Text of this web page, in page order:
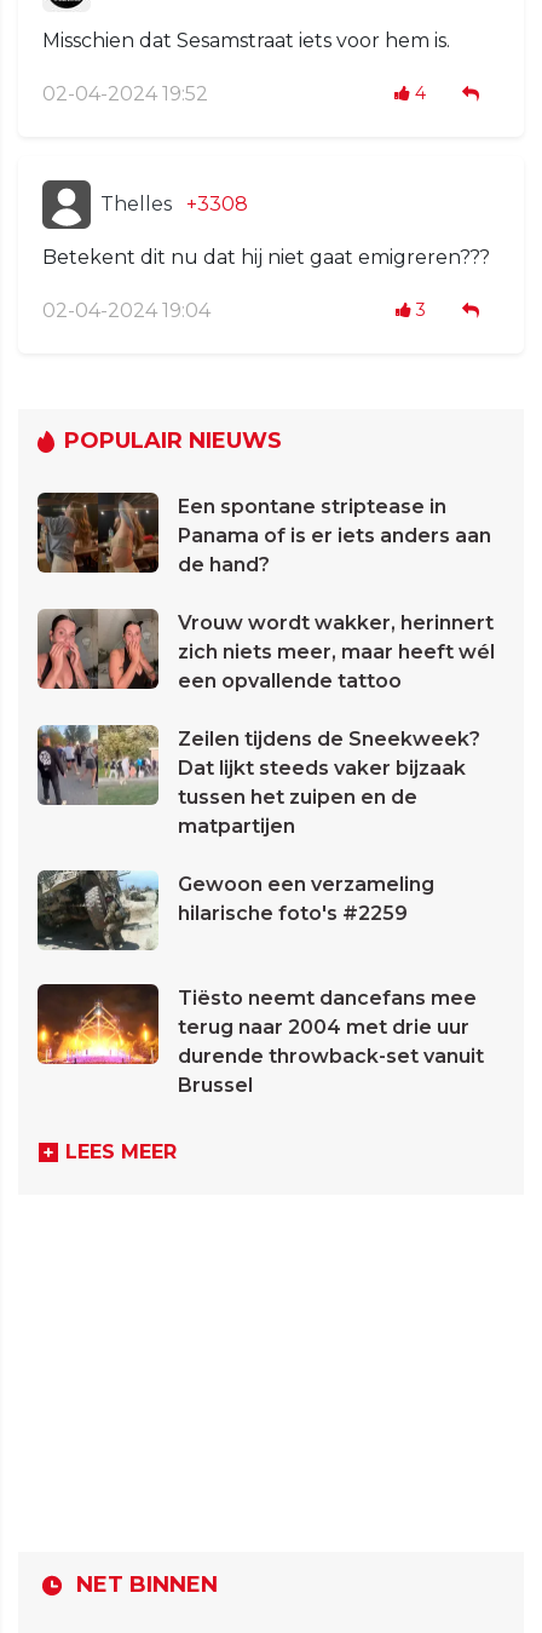
Misschien dat Sesamstraat iets voor hem is.
02-04-2024 19:52 4
Thelles +3308
Betekent dit nu dat hij niet gaat emigreren???
02-04-2024 19:04 3
POPULAIR NIEUWS
Een spontane striptease in
Panama of is er iets anders aan
de hand?
Vrouw wordt wakker, herinnert
zich niets meer, maar heeft wél
een opvallende tattoo
Zeilen tijdens de Sneekweek?
Dat lijkt steeds vaker bijzaak
tussen het zuipen en de
matpartijen
Gewoon een verzameling
hilarische foto's #2259
Tiësto neemt dancefans mee
terug naar 2004 met drie uur
durende throwback-set vanuit
Brussel
LEES MEER
NET BINNEN